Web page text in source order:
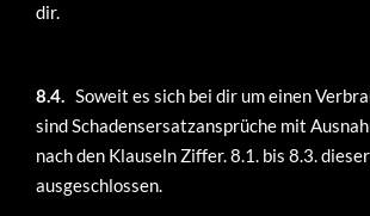
dir.
8.4. Soweit es sich bei dir um einen
sind Schadensersatzansprüche mit
nach den Klauseln Ziffer. 8.1. bis 8.3.
ausgeschlossen.